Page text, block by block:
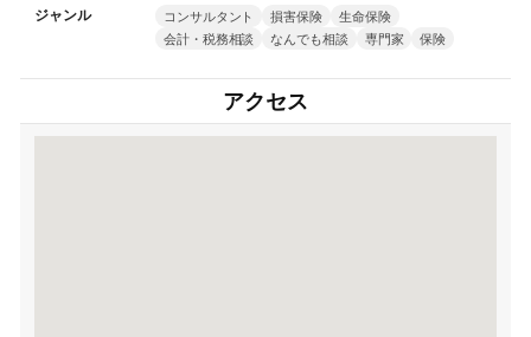
ジャンル コンサルタント 損害保険
生命保険
会計・税務相談
なんでも相談 専門家 保険
アクセス